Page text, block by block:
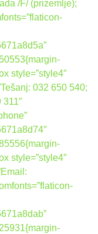
/F/ (prizemlje);
style=”style4″
032 650 540;
style=”style4″